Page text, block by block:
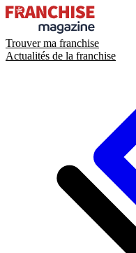
Trouver ma franchise
Actualités de la franchise